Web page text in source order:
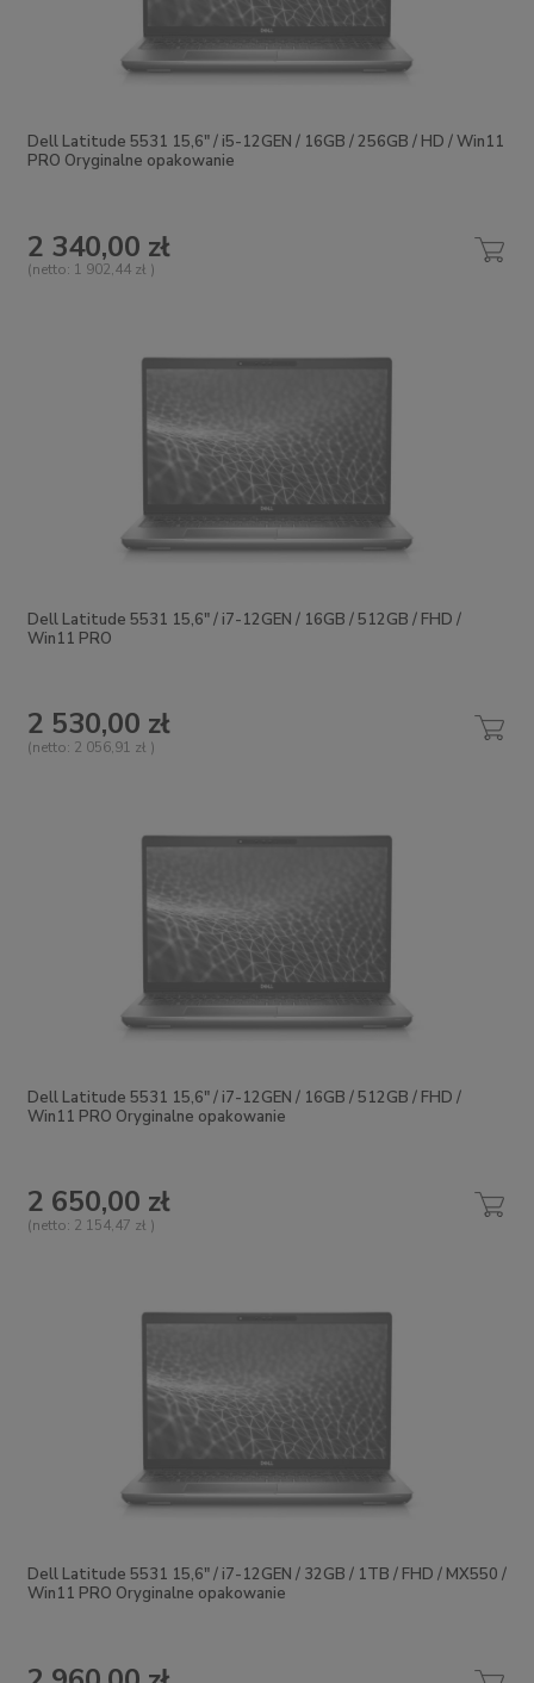
Dell Latitude 5531 15,6" / i5-12GEN / 16GB / 256GB / HD / Win11
PRO Oryginalne opakowanie
2 340,00 zł
(netto: 1 902,44 zł )
Dell Latitude 5531 15,6" / i7-12GEN / 16GB / 512GB / FHD /
Win11 PRO
2 530,00 zł
(netto: 2 056,91 zł )
Dell Latitude 5531 15,6" / i7-12GEN / 16GB / 512GB / FHD /
Win11 PRO Oryginalne opakowanie
2 650,00 zł
(netto: 2 154,47 zł )
Dell Latitude 5531 15,6" / i7-12GEN / 32GB / 1TB / FHD / MX550 /
Win11 PRO Oryginalne opakowanie